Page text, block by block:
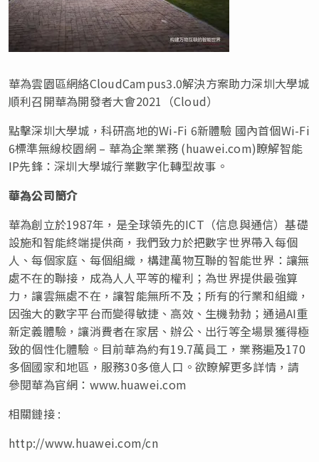
華為雲園區網絡CloudCampus3.0解決方案助力深圳大學城
順利召開華為開發者大會2021（Cloud）
點擊深圳大學城，科研高地的Wi-Fi 6新體驗 國內首個Wi-Fi
6標準無線校園網 – 華為企業業務 (huawei.com)瞭解智能
IP先鋒：深圳大學城行業數字化轉型故事。
華為公司簡介
華為創立於1987年，是全球領先的ICT（信息與通信）基礎
設施和智能終端提供商，我們致力於把數字世界帶入每個
人、每個家庭、每個組織，構建萬物互聯的智能世界：讓無
處不在的聯接，成為人人平等的權利；為世界提供最強算
力，讓雲無處不在，讓智能無所不及；所有的行業和組織，
因強大的數字平台而變得敏捷、高效、生機勃勃；通過AI重
新定義體驗，讓消費者在家居、辦公、出行等全場景獲得極
致的個性化體驗。目前華為約有19.7萬員工，業務遍及170
多個國家和地區，服務30多億人口。欲瞭解更多詳情，請
參閱華為官網：www.huawei.com
相關鏈接 :
http://www.huawei.com/cn